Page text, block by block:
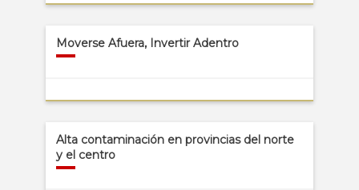
Moverse Afuera, Invertir Adentro
Alta contaminación en provincias del norte
y el centro